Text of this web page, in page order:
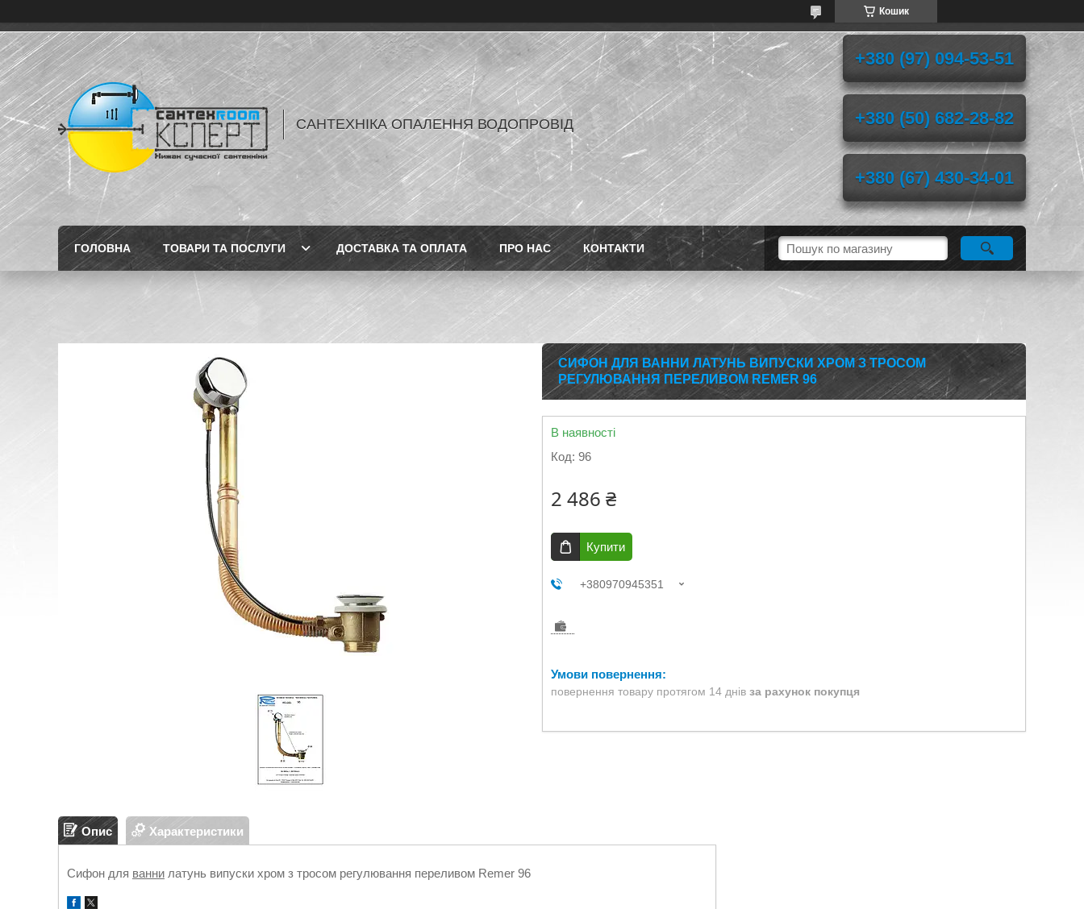
Кошик
САНТЕХНІКА ОПАЛЕННЯ ВОДОПРОВІД
+380 (97) 094-53-51
+380 (50) 682-28-82
+380 (67) 430-34-01
ГОЛОВНА ТОВАРИ ТА ПОСЛУГИ ДОСТАВКА ТА ОПЛАТА ПРО НАС КОНТАКТИ
СИФОН ДЛЯ ВАННИ ЛАТУНЬ ВИПУСКИ ХРОМ З ТРОСОМ
РЕГУЛЮВАННЯ ПЕРЕЛИВОМ REMER 96
В наявності
Код: 96
2 486 ₴
Купити
+380970945351
повернення товару протягом 14 днів за рахунок покупця
Опис Характеристики
Сифон для ванни латунь випуски хром з тросом регулювання переливом Remer 96